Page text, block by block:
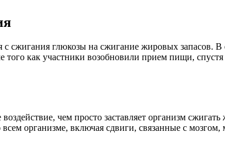
сжигания глюкозы на сжигание жировых запасов.
как участники возобновили прием пищи, спустя
чем просто заставляет организм
организме, включая сдвиги, связанные с